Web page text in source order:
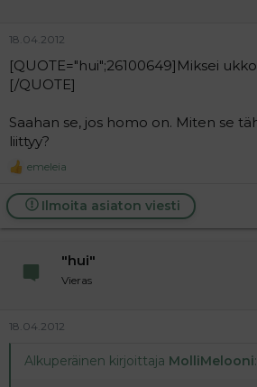
18.04.2012
[QUOTE="hui";26100649]Miksei
[/QUOTE]
Saahan se, jos homo on. Miten se
liittyy?
R
a
c
t
emeleia
Ilmoita asiaton viesti
"hui"
Vieras
18.04.2012
Alkuperäinen kirjoittaja MolliMelooni: